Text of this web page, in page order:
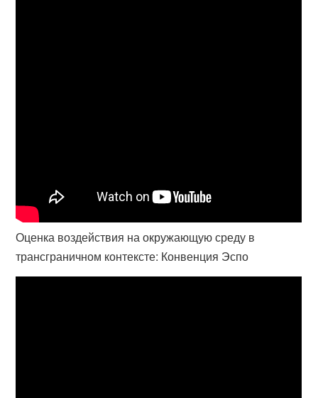
Оценка воздействия на окружающую среду в
трансграничном контексте: Конвенция Эспо